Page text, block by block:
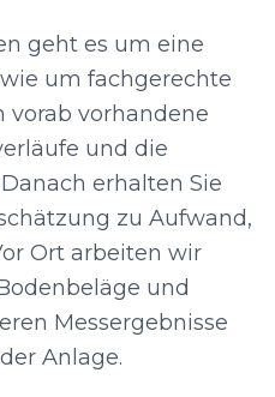
geht es um eine
um fachgerechte
vorab vorhandene
und die
erhalten Sie
zu Aufwand,
Ort arbeiten wir
und
Messergebnisse
Anlage.